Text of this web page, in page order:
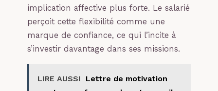
implication affective plus forte. Le salarié
perçoit cette flexibilité comme une
marque de confiance, ce qui l’incite à
s’investir davantage dans ses missions.
LIRE AUSSI
Lettre de motivation